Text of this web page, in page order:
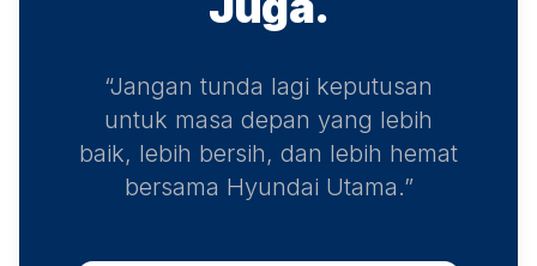
“Jangan tunda lagi keputusan
untuk masa depan yang lebih
baik, lebih bersih, dan lebih hemat
bersama Hyundai Utama.”